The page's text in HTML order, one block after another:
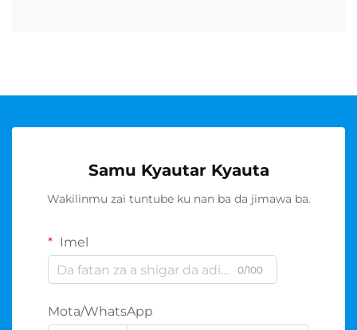
Samu Kyautar Kyauta
Wakilinmu zai tuntube ku nan ba da jimawa ba.
Imel
0/100
Mota/WhatsApp